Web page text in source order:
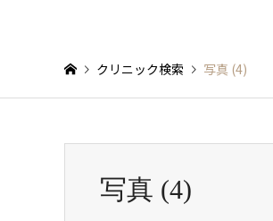
クリニック検索 写真 (4)
写真 (4)